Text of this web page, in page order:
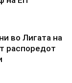
во Лигата на
распоредот